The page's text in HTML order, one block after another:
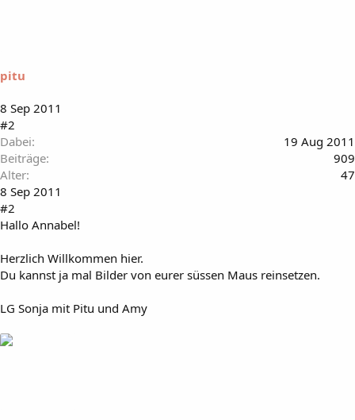
pitu
8 Sep 2011
#2
Dabei
19 Aug 2011
Beiträge
909
Alter
47
8 Sep 2011
#2
Hallo Annabel!
Herzlich Willkommen hier.
Du kannst ja mal Bilder von eurer süssen Maus reinsetzen.
LG Sonja mit Pitu und Amy